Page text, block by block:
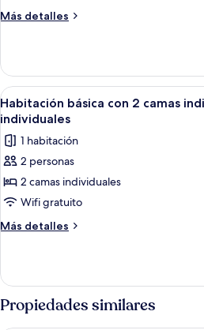
a
Más detalles
Más
doble,
vista
a
la
Abrir
todas
las
fotos
de
Habitación
básica
con
individuales,
camas
Una
4
Habitación básica con 2 camas
individuales
1 habitación
2 personas
2 camas individuales
Wifi gratuito
Más detalles
Más
básica
2Propiedades similares